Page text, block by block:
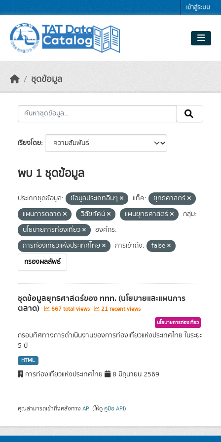
เข้าสู่ระบบ
ชุดข้อมูล
เรียงโดย
พบ 1 ชุดข้อมูล
ประเภทชุดข้อมูล: ข้อมูลประเภทอื่นๆ แท็ค:
ยุทธศาสตร์
แผนการตลาด
วิสัยทัศน์ แผนยุทธศาสตร์
กลุ่ม:
นโยบายการท่องเที่ยว
องค์กร:
การท่องเที่ยวแห่งประเทศไทย
การเข้าถึง:
false
กรองผลลัพธ์
ชุดข้อมูลยุทธศาสตร์ของ ททท. (นโยบายและแผนการ
ตลาด) 667 total views 21 recent views
นโยบายการท่องเที่ยว
กรอบทิศทางการดำเนินงานของการท่องเที่ยวแห่งประเทศไทย ในระยะ
5 ปี
HTML
การท่องเที่ยวแห่งประเทศไทย 8 มิถุนายน 2569
คุณสามารถเข้าถึงคลังทาง API (ให้ดู คู่มือ API).